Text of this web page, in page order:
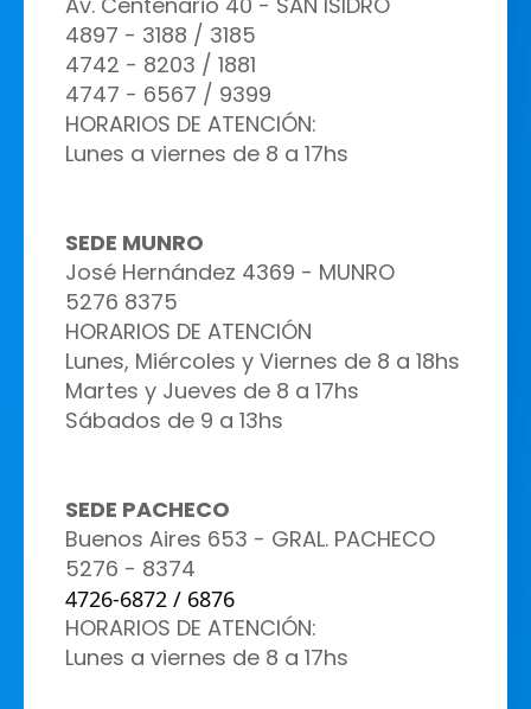
4897 - 3188 / 3185
4742 - 8203 / 1881
4747 - 6567 / 9399
HORARIOS DE ATENCIÓN:
Lunes a viernes de 8 a 17hs
SEDE MUNRO
José Hernández 4369 - MUNRO
5276 8375
HORARIOS DE ATENCIÓN
Lunes, Miércoles y Viernes de 8 a 18hs
Martes y Jueves de 8 a 17hs
Sábados de 9 a 13hs
SEDE PACHECO
Buenos Aires 653 - GRAL. PACHECO
5276 - 8374
4726-6872 / 6876
HORARIOS DE ATENCIÓN:
Lunes a viernes de 8 a 17hs